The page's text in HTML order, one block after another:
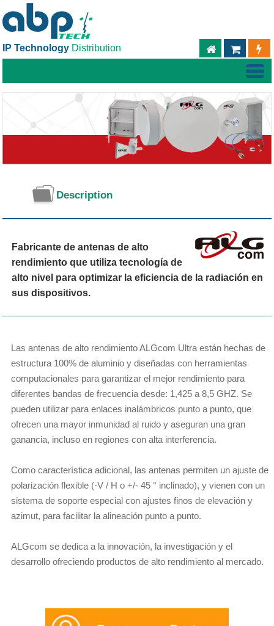
IP Technology Distribution
Description
Fabricante de antenas de alto
rendimiento que utiliza tecnología de
alto nivel para optimizar la eficiencia de la radiación en
sus dispositivos.
Las antenas de alto rendimiento ALGcom Ultra están hechas de
estructura 100% de aluminio y diseñadas con herramientas
computacionales para garantizar el mejor rendimiento para
diferentes bandas de frecuencia desde: 1,425 a 8,5 GHZ. Se
pueden utilizar para enlaces inalámbricos punto a punto, que
ofrecen una mayor inmunidad al ruido y aseguran una gran
ganancia, incluso en regiones con alta interferencia.
Como característica adicional, las antenas permiten un ajuste de
polarización flexible (-V / H o +/- 45 ° inclinado), y vienen con un
sistema de soporte especial con ajustes finos de elevación y
azimut, para facilitar la alineación punto a punto.
ALGcom se dedica a la innovación, la investigación y el
desarrollo ofreciendo productos de alto rendimiento al mercado.